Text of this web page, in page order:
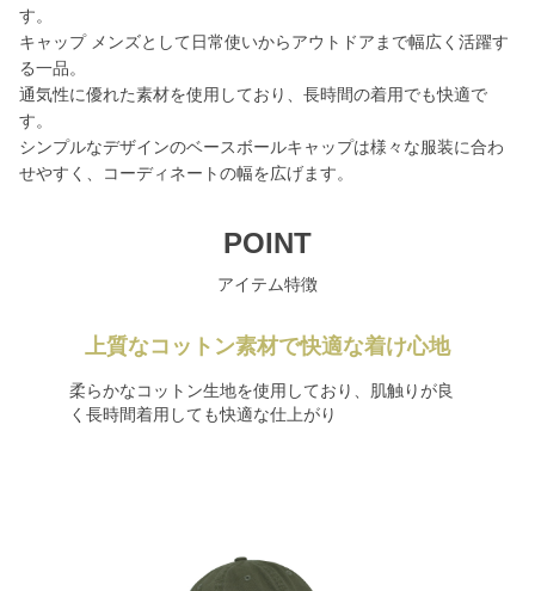
す。
キャップ メンズとして日常使いからアウトドアまで幅広く活躍す
る一品。
通気性に優れた素材を使用しており、長時間の着用でも快適で
す。
シンプルなデザインのベースボールキャップは様々な服装に合わ
せやすく、コーディネートの幅を広げます。
POINT
アイテム特徴
上質なコットン素材で快適な着け心地
柔らかなコットン生地を使用しており、肌触りが良
く長時間着用しても快適な仕上がり